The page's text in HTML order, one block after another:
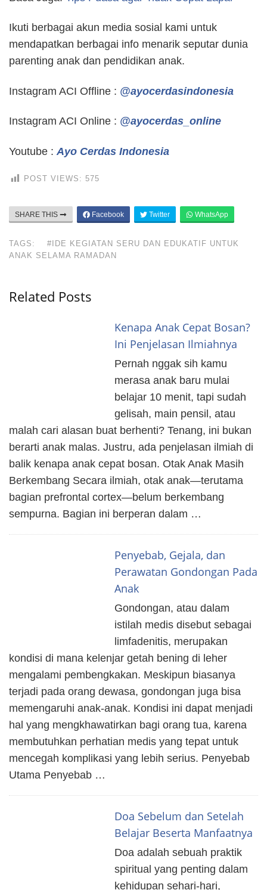
Ikuti berbagai akun media sosial kami untuk
mendapatkan berbagai info menarik seputar dunia
parenting anak dan pendidikan anak.
Instagram ACI Offline : @ayocerdasindonesia
Instagram ACI Online : @ayocerdas_online
Youtube : Ayo Cerdas Indonesia
POST VIEWS: 575
SHARE THIS Facebook Twitter WhatsApp
TAGS:
#IDE KEGIATAN SERU DAN EDUKATIF UNTUK
ANAK SELAMA RAMADAN
Related Posts
Kenapa Anak Cepat Bosan?
Ini Penjelasan Ilmiahnya
Pernah nggak sih kamu
merasa anak baru mulai
belajar 10 menit, tapi sudah
gelisah, main pensil, atau
malah cari alasan buat berhenti? Tenang, ini bukan
berarti anak malas. Justru, ada penjelasan ilmiah di
balik kenapa anak cepat bosan. Otak Anak Masih
Berkembang Secara ilmiah, otak anak—terutama
bagian prefrontal cortex—belum berkembang
sempurna. Bagian ini berperan dalam …
Penyebab, Gejala, dan
Perawatan Gondongan Pada
Anak
Gondongan, atau dalam
istilah medis disebut sebagai
limfadenitis, merupakan
kondisi di mana kelenjar getah bening di leher
mengalami pembengkakan. Meskipun biasanya
terjadi pada orang dewasa, gondongan juga bisa
memengaruhi anak-anak. Kondisi ini dapat menjadi
hal yang mengkhawatirkan bagi orang tua, karena
membutuhkan perhatian medis yang tepat untuk
mencegah komplikasi yang lebih serius. Penyebab
Utama Penyebab …
Doa Sebelum dan Setelah
Belajar Beserta Manfaatnya
Doa adalah sebuah praktik
spiritual yang penting dalam
kehidupan sehari-hari,